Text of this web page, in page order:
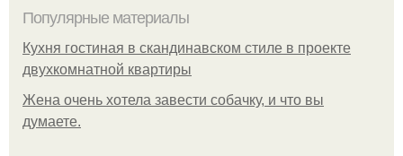
Популярные материалы
Кухня гостиная в скандинавском стиле в проекте
двухкомнатной квартиры
Жена очень хотела завести собачку, и что вы
думаете.